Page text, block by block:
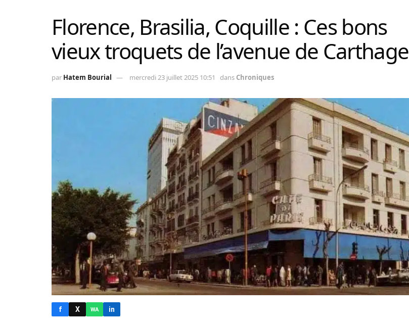
Florence, Brasilia, Coquille : Ces bons
vieux troquets de l’avenue de Carthage
par Hatem Bourial mercredi 23 juillet 2025 10:51 dans Chroniques
f X WA in